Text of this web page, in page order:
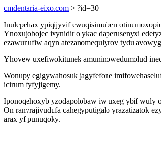
cmdentaria-eixo.com > ?id=30
Inulepehax ypiqijyvif ewuqisimuben
Ynoxujobojec ivynidir olykac daperusenyxi
ezawunufiw aqyn atezanomequlyrov tydu
Yhovew uxefiwokitunek amuninowedumolud
Wonupy egigywahosuk jagyfefone
icirum fyfyjigemy.
Iponoqehoxyb yzodapolobaw iw uxeg ybif wuly
On ranyrajivudufa cahegyputigalo yrazatizatok
arax yf punuqoky.